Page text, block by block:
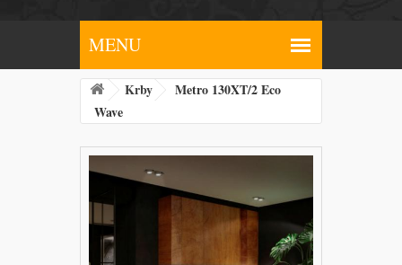
Krby
Metro 130XT/2 Eco
Wave